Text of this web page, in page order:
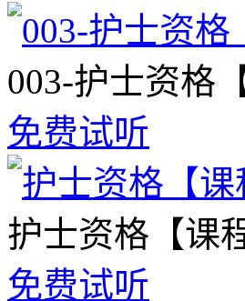
003-护士资格
免费试听
护士资格【课
免费试听